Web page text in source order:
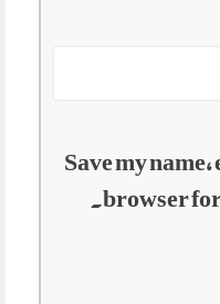
Save my
browser